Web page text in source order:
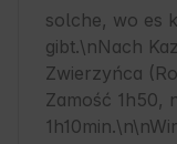
solche, wo es
gibt.\nNach
Zwierzyńca
Zamość 1h50,